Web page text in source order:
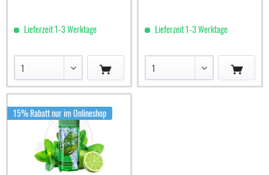
Lieferzeit 1-3 Werktage Lieferzeit 1-3 Werktage
15% Rabatt nur im Onlineshop